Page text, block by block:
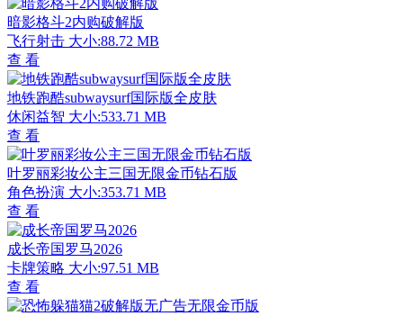
暗影格斗2内购破解版
飞行射击 大小:88.72 MB
查 看
地铁跑酷subwaysurf国际版全皮肤
休闲益智 大小:533.71 MB
查 看
叶罗丽彩妆公主三国无限金币钻石版
角色扮演 大小:353.71 MB
查 看
成长帝国罗马2026
卡牌策略 大小:97.51 MB
查 看